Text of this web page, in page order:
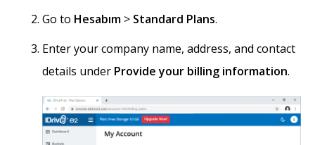
Go to Hesabım > Standard Plans.
Enter your company name, address, and contact
details under Provide your billing information.